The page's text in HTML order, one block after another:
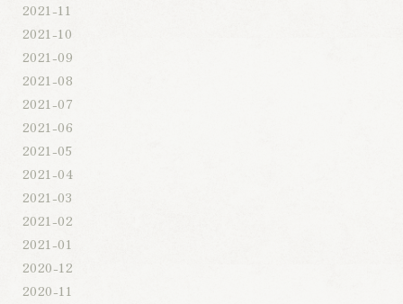
2021-11
2021-10
2021-09
2021-08
2021-07
2021-06
2021-05
2021-04
2021-03
2021-02
2021-01
2020-12
2020-11